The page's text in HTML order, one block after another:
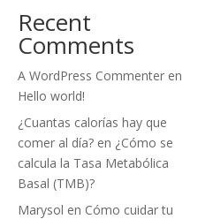
Recent
Comments
A WordPress Commenter en
Hello world!
¿Cuantas calorías hay que
comer al día? en ¿Cómo se
calcula la Tasa Metabólica
Basal (TMB)?
Marysol en Cómo cuidar tu